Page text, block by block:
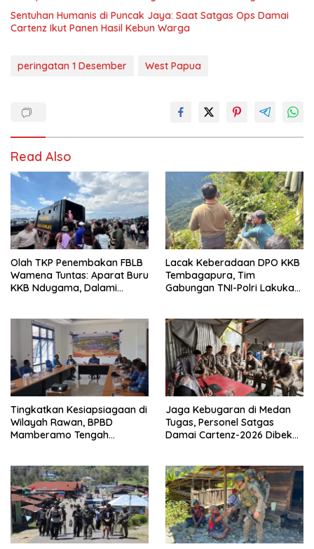
Sentuhan Humanis di Puncak Jaya: Saat Satgas Ops Damai
Cartenz Ikut Panen Hasil Kebun Warga
peringatan 1 Desember West Papua
Read Also
Olah TKP Penembakan FBLB
Wamena Tuntas: Aparat Buru
KKB Ndugama, Dalami
Lacak Keberadaan DPO KKB
Tembagapura, Tim
Gabungan TNI-Polri Lakukan
Tingkatkan Kesiapsiagaan di
Wilayah Rawan, BPBD
Mamberamo Tengah
Jaga Kebugaran di Medan
Tugas, Personel Satgas
Damai Cartenz-2026 Dibekali